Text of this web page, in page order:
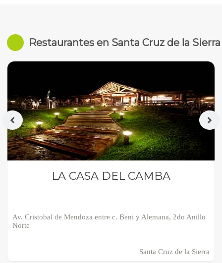
Restaurantes en Santa Cruz de la Sierra
LA CASA DEL CAMBA
Av. Cristobal de Mendoza entre c. Beni y Alemana, 2do Anillo
Norte
Santa Cruz de la Sierra